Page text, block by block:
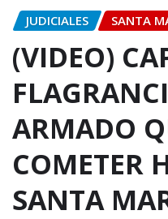
JUDICIALES SANTA
(VIDEO)
ARMADO
COMETER
SANTA